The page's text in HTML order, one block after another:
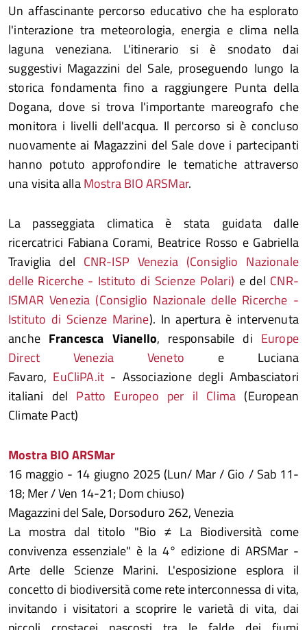
Un affascinante percorso educativo che ha esplorato
l'interazione tra meteorologia, energia e clima nella
laguna veneziana. L'itinerario si è snodato dai
suggestivi Magazzini del Sale, proseguendo lungo la
storica fondamenta fino a raggiungere Punta della
Dogana, dove si trova l'importante mareografo che
monitora i livelli dell'acqua. Il percorso si è concluso
nuovamente ai Magazzini del Sale dove i partecipanti
hanno potuto approfondire le tematiche attraverso
una visita allaMostra BIO ARSMar.
La passeggiata climatica è stata guidata dalle
ricercatrici Fabiana Corami, Beatrice Rosso e Gabriella
Traviglia del CNR-ISP Venezia (Consiglio Nazionale
delle Ricerche - Istituto di Scienze Polari) e del CNR-
ISMAR Venezia (Consiglio Nazionale delle Ricerche -
Istituto di Scienze Marine). In apertura è intervenuta
anche Francesca Vianello, responsabile di Europe
Direct Venezia Veneto e Luciana
Favaro, EuCliPA.it - Associazione degli Ambasciatori
italiani del Patto Europeo per il Clima (European
Climate Pact)
Mostra BIO ARSMar
16 maggio - 14 giugno 2025 (Lun/ Mar / Gio / Sab 11-
18; Mer / Ven 14-21; Dom chiuso)
Magazzini del Sale, Dorsoduro 262, Venezia
La mostra dal titolo "Bio ≠ La Biodiversità come
convivenza essenziale" è la 4° edizione di ARSMar -
Arte delle Scienze Marini. L'esposizione esplora il
concetto di biodiversità come rete interconnessa di vita,
invitando i visitatori a scoprire le varietà di vita, dai